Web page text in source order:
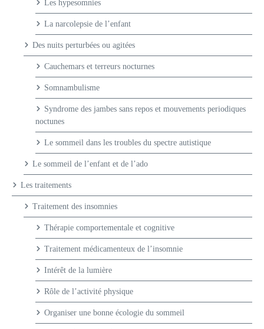
Les hypesomnies
La narcolepsie de l’enfant
Des nuits perturbées ou agitées
Cauchemars et terreurs nocturnes
Somnambulisme
Syndrome des jambes sans repos et mouvements periodiques
noctunes
Le sommeil dans les troubles du spectre autistique
Le sommeil de l’enfant et de l’ado
Les traitements
Traitement des insomnies
Thérapie comportementale et cognitive
Traitement médicamenteux de l’insomnie
Intérêt de la lumière
Rôle de l’activité physique
Organiser une bonne écologie du sommeil